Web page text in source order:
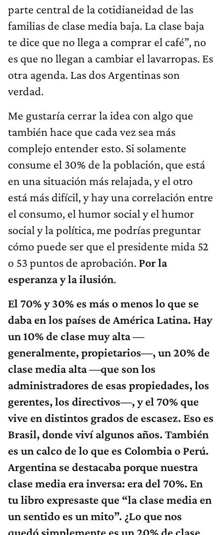
parte central de la cotidianeidad de las
familias de clase media baja. La clase baja
te dice que no llega a comprar el café”, no
es que no llegan a cambiar el lavarropas. Es
otra agenda. Las dos Argentinas son
verdad.
Me gustaría cerrar la idea con algo que
también hace que cada vez sea más
complejo entender esto. Si solamente
consume el 30% de la población, que está
en una situación más relajada, y el otro
está más difícil, y hay una correlación entre
el consumo, el humor social y el humor
social y la política, me podrías preguntar
cómo puede ser que el presidente mida 52
o 53 puntos de aprobación. Por la
esperanza y la ilusión.
El 70% y 30% es más o menos lo que se
daba en los países de América Latina. Hay
un 10% de clase muy alta —
generalmente, propietarios—, un 20% de
clase media alta —que son los
administradores de esas propiedades, los
gerentes, los directivos—, y el 70% que
vive en distintos grados de escasez. Eso es
Brasil, donde viví algunos años. También
es un calco de lo que es Colombia o Perú.
Argentina se destacaba porque nuestra
clase media era inversa: era del 70%. En
tu libro expresaste que “la clase media en
un sentido es un mito”. ¿Lo que nos
quedó simplemente es un 20% de clase